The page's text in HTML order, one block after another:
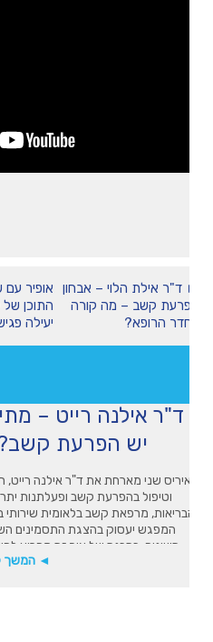
ד"ר אילנה רייט – מתי
יש הפרעת קשב?
שני מארחת את ד"ר אילנה רייט,
מרפאת קשב בלאומית שירותי
המפגש יעסוק בהצגת התסמינים
השונים, בהבנה של איך זה מפריע לחיי
מוזמנים לעקוב
◄ המשך
אילת הלוי – אבחון
קשב – מה קורה
הרופא?
אופיר עם
התוכן של
יעילה פגישת